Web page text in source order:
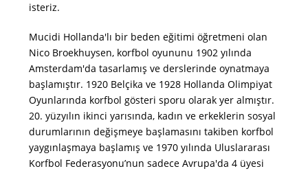
isteriz.
Mucidi Hollanda'lı bir beden eğitimi öğretmeni olan
Nico Broekhuysen, korfbol oyununu 1902 yılında
Amsterdam'da tasarlamış ve derslerinde oynatmaya
başlamıştır. 1920 Belçika ve 1928 Hollanda Olimpiyat
Oyunlarında korfbol gösteri sporu olarak yer almıştır.
20. yüzyılın ikinci yarısında, kadın ve erkeklerin sosyal
durumlarının değişmeye başlamasını takiben korfbol
yaygınlaşmaya başlamış ve 1970 yılında Uluslararası
Korfbol Federasyonu’nun sadece Avrupa'da 4 üyesi